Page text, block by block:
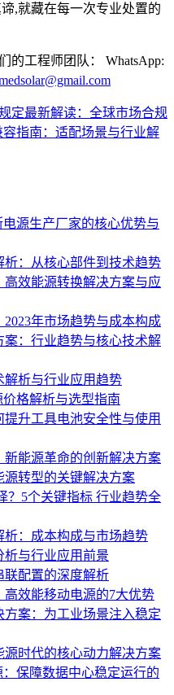
,就藏在每一次专业处置的
的工程师团队： WhatsApp:
定最新解读：全球市场合规
指南：适配场景与行业解
源生产厂家的核心优势与
：从核心部件到技术趋势
效能源转换解决方案与应
年市场趋势与成本构成
：行业趋势与核心技术解
解析与行业应用趋势
格解析与选型指南
升工具电池安全性与使用
能源革命的创新解决方案
转型的关键解决方案
？5个关键指标 行业趋势全
析：成本构成与市场趋势
析与行业应用前景
联配置的深度解析
效能移动电源的7大优势
案：为工业场景注入稳定
时代的核心动力解决方案
保障数据中心稳定运行的